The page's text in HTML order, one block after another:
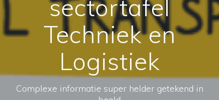
sectortafel
Techniek en
Logistiek
Complexe informatie super helder getekend in